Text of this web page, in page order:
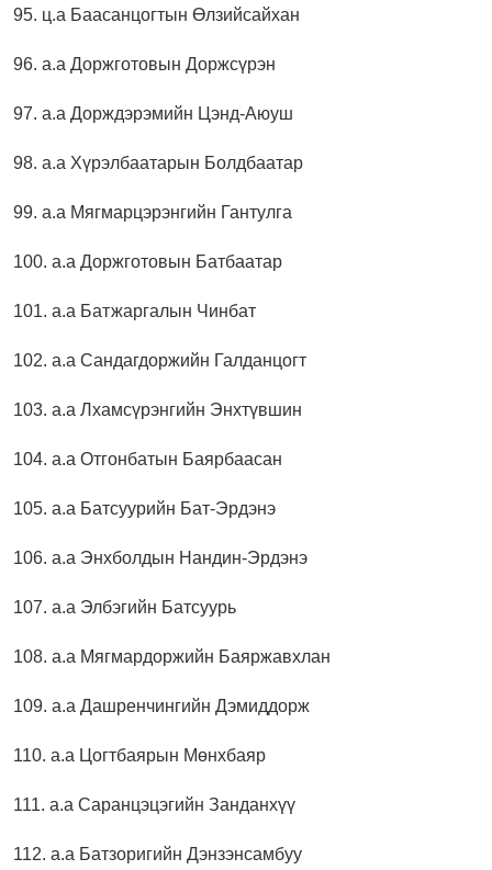
95. ц.а Баасанцогтын Өлзийсайхан
96. а.а Доржготовын Доржсүрэн
97. а.а Дорждэрэмийн Цэнд-Аюуш
98. а.а Хүрэлбаатарын Болдбаатар
99. а.а Мягмарцэрэнгийн Гантулга
100. а.а Доржготовын Батбаатар
101. а.а Батжаргалын Чинбат
102. а.а Сандагдоржийн Галданцогт
103. а.а Лхамсүрэнгийн Энхтүвшин
104. а.а Отгонбатын Баярбаасан
105. а.а Батсуурийн Бат-Эрдэнэ
106. а.а Энхболдын Нандин-Эрдэнэ
107. а.а Элбэгийн Батсуурь
108. а.а Мягмардоржийн Баяржавхлан
109. а.а Дашренчингийн Дэмиддорж
110. а.а Цогтбаярын Мөнхбаяр
111. а.а Саранцэцэгийн Занданхүү
112. а.а Батзоригийн Дэнзэнсамбуу